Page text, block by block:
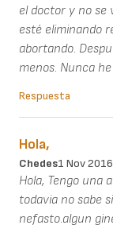
el doctor y no se
esté eliminando
abortando.
menos. Nunca
Respuesta
Hola,
Chedes1 Nov 2016
Hola, Tengo una
todavia no sabe
nefasto.algun